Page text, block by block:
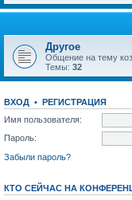
Другое
Общение на тему
Темы: 32
ВХОД • РЕГИСТРАЦИЯ
Имя пользователя:
Пароль:
Забыли пароль?
КТО СЕЙЧАС НА